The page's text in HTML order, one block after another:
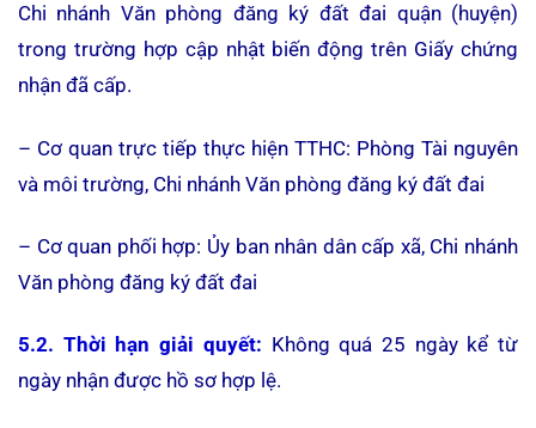
Chi nhánh Văn phòng đăng ký đất đai quận (huyện)
trong trường hợp cập nhật biến động trên Giấy chứng
nhận đã cấp.
– Cơ quan trực tiếp thực hiện TTHC: Phòng Tài nguyên
và môi trường, Chi nhánh Văn phòng đăng ký đất đai
– Cơ quan phối hợp: Ủy ban nhân dân cấp xã, Chi nhánh
Văn phòng đăng ký đất đai
5.2. Thời hạn giải quyết: Không quá 25 ngày kể từ
ngày nhận được hồ sơ hợp lệ.